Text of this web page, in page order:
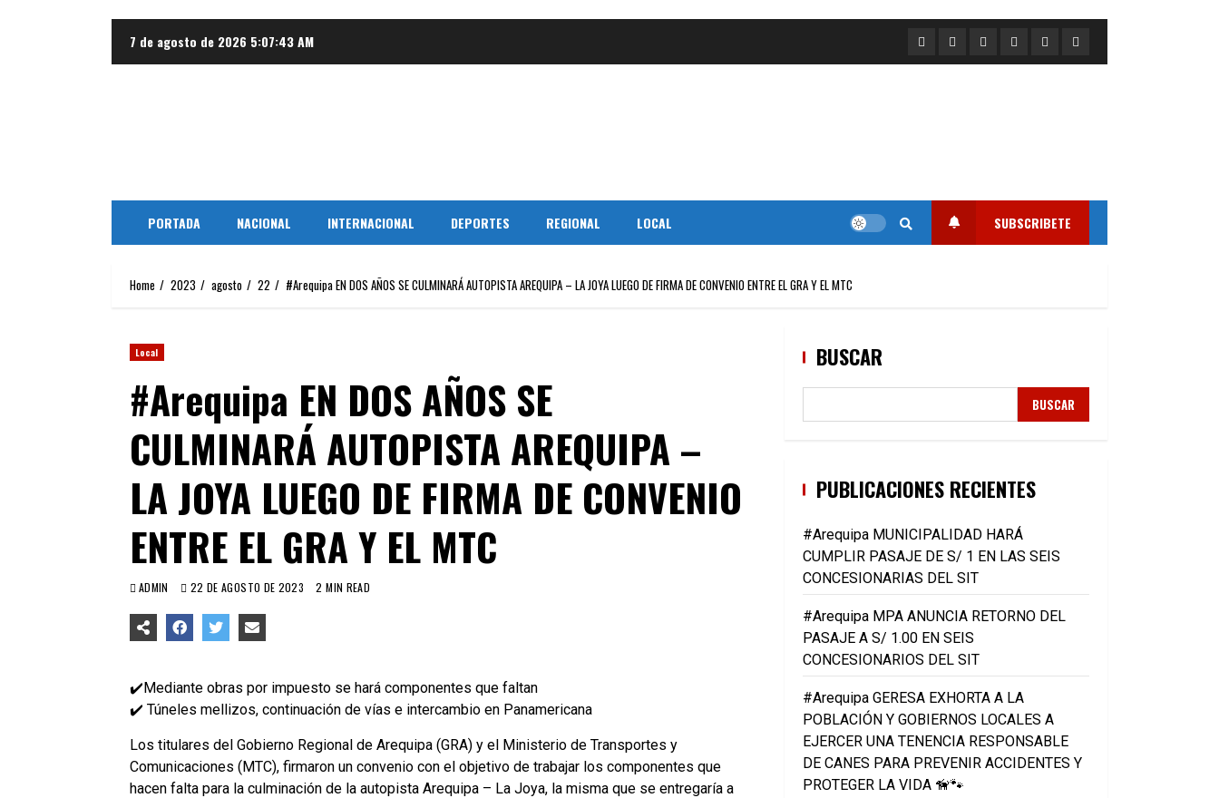
7 de agosto de 2026 5:07:43 AM PortadaNacionalInternacional
DeportesRegional
Local
PORTADA NACIONAL INTERNACIONAL DEPORTES REGIONAL LOCAL SUBSCRIBETE
Home 2023 agosto 22 #Arequipa EN DOS AÑOS SE CULMINARÁ AUTOPISTA AREQUIPA – LA JOYA LUEGO DE FIRMA DE CONVENIO ENTRE EL GRA Y EL MTC
Local
#Arequipa EN DOS AÑOS SE
CULMINARÁ AUTOPISTA AREQUIPA –
LA JOYA LUEGO DE FIRMA DE CONVENIO
ENTRE EL GRA Y EL MTC
ADMIN 22 DE AGOSTO DE 2023 2 MIN READ
✔️Mediante obras por impuesto se hará componentes que faltan
✔️ Túneles mellizos, continuación de vías e intercambio en Panamericana
Los titulares del Gobierno Regional de Arequipa (GRA) y el Ministerio de Transportes y
Comunicaciones (MTC), firmaron un convenio con el objetivo de trabajar los componentes que
hacen falta para la culminación de la autopista Arequipa – La Joya, la misma que se entregaría a
BUSCAR
BUSCAR
PUBLICACIONES RECIENTES
#Arequipa MUNICIPALIDAD HARÁ
CUMPLIR PASAJE DE S/ 1 EN LAS SEIS
CONCESIONARIAS DEL SIT
#Arequipa MPA ANUNCIA RETORNO DEL
PASAJE A S/ 1.00 EN SEIS
CONCESIONARIOS DEL SIT
#Arequipa GERESA EXHORTA A LA
POBLACIÓN Y GOBIERNOS LOCALES A
EJERCER UNA TENENCIA RESPONSABLE
DE CANES PARA PREVENIR ACCIDENTES Y
PROTEGER LA VIDA 🦮🐾